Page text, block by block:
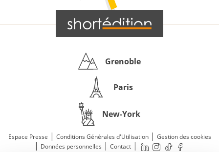
Grenoble
Paris
New-York
Espace Presse | Conditions Générales d'Utilisation| Gestion des cookies
| Données personnelles | Contact|